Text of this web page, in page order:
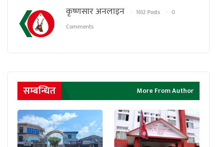
कृष्णसार अनलाइन 1612 Posts
0
Comments
सम्बन्धित More From Author